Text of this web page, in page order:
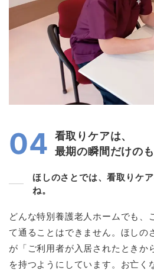
04
看取りケアは、
最期の瞬間だけの
ほしのさとでは、看取りケ
ね。
どんな特別養護老人ホームでも、
て通ることはできません。ほしの
が「ご利用者が入居されたときか
を持つようにしています。お亡く